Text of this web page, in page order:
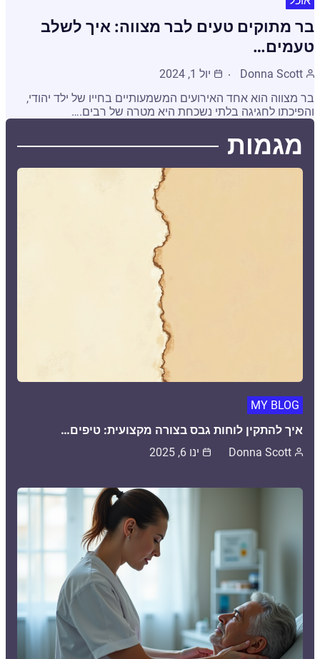
בר מתוקים טעים לבר מצווה: איך לשלב
טעמים…
Donna Scott
יול 1, 2024
בר מצווה הוא אחד האירועים המשמעותיים בחייו של ילד יהודי,
והפיכתו לחגיגה בלתי נשכחת היא מטרה של רבים.…
מגמות
MY BLOG
איך להתקין לוחות גבס בצורה מקצועית: טיפים…
Donna Scott ינו 6, 2025